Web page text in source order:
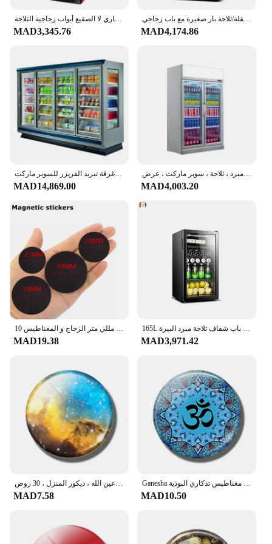
عرض المشروبات خزانة المبردة تستقيم المبرد التجاري لا الصقيع أبواب زجاجية الثلاجة
MAD3,345.76
ثلاجة 62 لتر/95 لتر، أجهزة منزلية، فريزر صغير الحجم/ثلاجة منزلية متنقلة/ثلاجة بار صغيرة مع باب زجاجي
MAD4,174.86
MAD14,869.00
فريزر بفتحة صدر عميقة مخصص بباب زجاجي ، عرض وجبات سريعة الشيلر ، مبرد ، ثلاجة ، سوبر ماركت ، عرض
MAD4,003.20
MAD19.38 MAD3,971.42
MAD7.58 MAD10.50